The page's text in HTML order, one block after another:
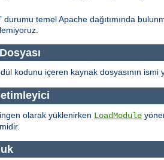
durumu temel Apache dağıtımında
kodunu içeren kaynak dosyasının ismi
olarak yüklenirken LoadModule